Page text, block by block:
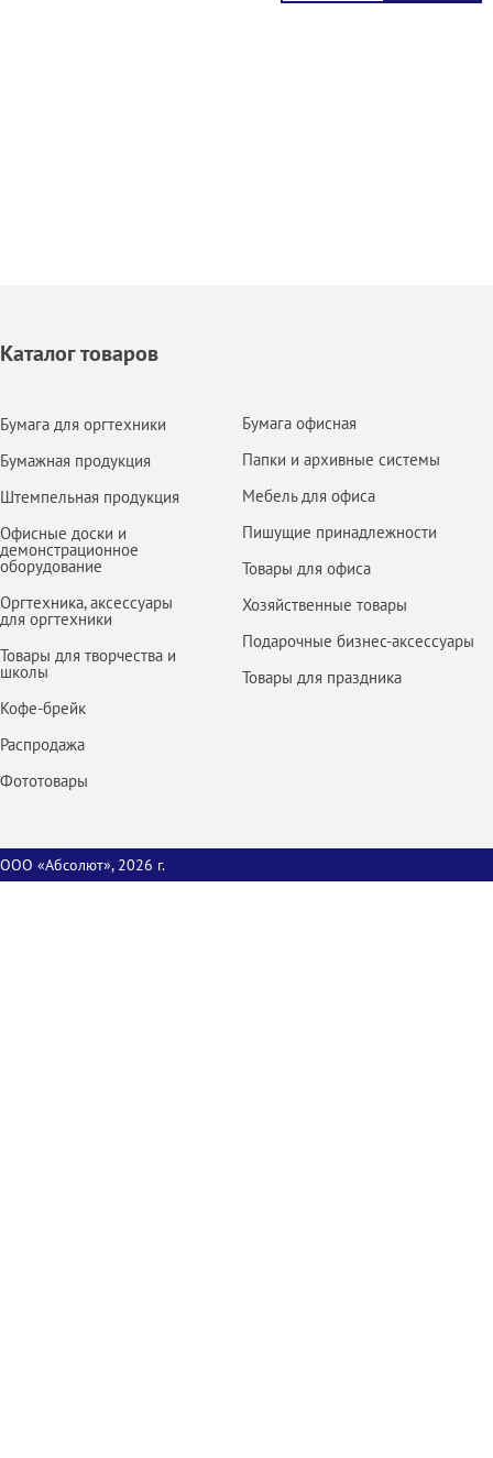
Каталог товаров
Бумага для оргтехники
Бумажная продукция
Штемпельная продукция
Офисные доски и
демонстрационное
оборудование
Оргтехника, аксессуары
для оргтехники
Товары для творчества и
школы
Кофе-брейк
Распродажа
Фототовары
Бумага офисная
Папки и архивные системы
Мебель для офиса
Пишущие принадлежности
Товары для офиса
Хозяйственные товары
Подарочные бизнес-аксессуары
Товары для праздника
ООО «Абсолют», 2026 г.